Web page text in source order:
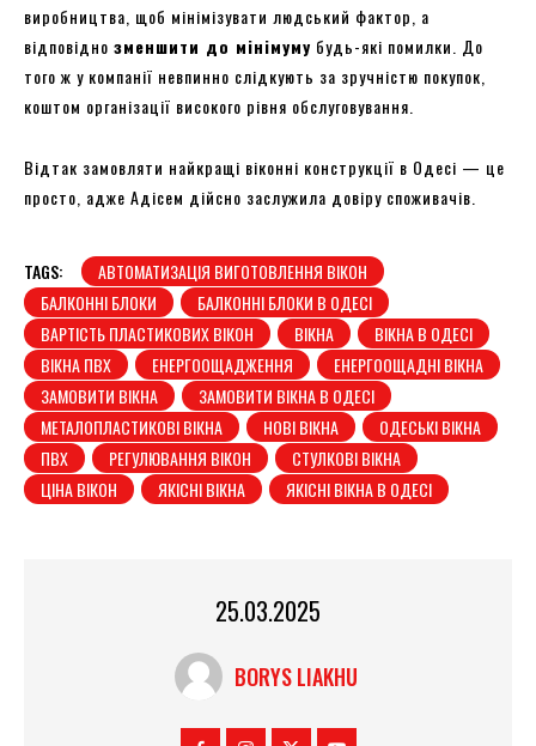
виробництва, щоб мінімізувати людський фактор, а
відповідно зменшити до мінімуму будь-які помилки. До
того ж у компанії невпинно слідкують за зручністю покупок,
коштом організації високого рівня обслуговування.
Відтак замовляти найкращі віконні конструкції в Одесі — це
просто, адже Адісем дійсно заслужила довіру споживачів.
TAGS:
АВТОМАТИЗАЦІЯ ВИГОТОВЛЕННЯ ВІКОН
БАЛКОННІ БЛОКИ
БАЛКОННІ БЛОКИ В ОДЕСІ
ВАРТІСТЬ ПЛАСТИКОВИХ ВІКОН
ВІКНА
ВІКНА В ОДЕСІ
ВІКНА ПВХ
ЕНЕРГООЩАДЖЕННЯ
ЕНЕРГООЩАДНІ ВІКНА
ЗАМОВИТИ ВІКНА
ЗАМОВИТИ ВІКНА В ОДЕСІ
МЕТАЛОПЛАСТИКОВІ ВІКНА
НОВІ ВІКНА
ОДЕСЬКІ ВІКНА
ПВХ
РЕГУЛЮВАННЯ ВІКОН
СТУЛКОВІ ВІКНА
ЦІНА ВІКОН
ЯКІСНІ ВІКНА ЯКІСНІ ВІКНА В ОДЕСІ
25.03.2025
BORYS LIAKHU